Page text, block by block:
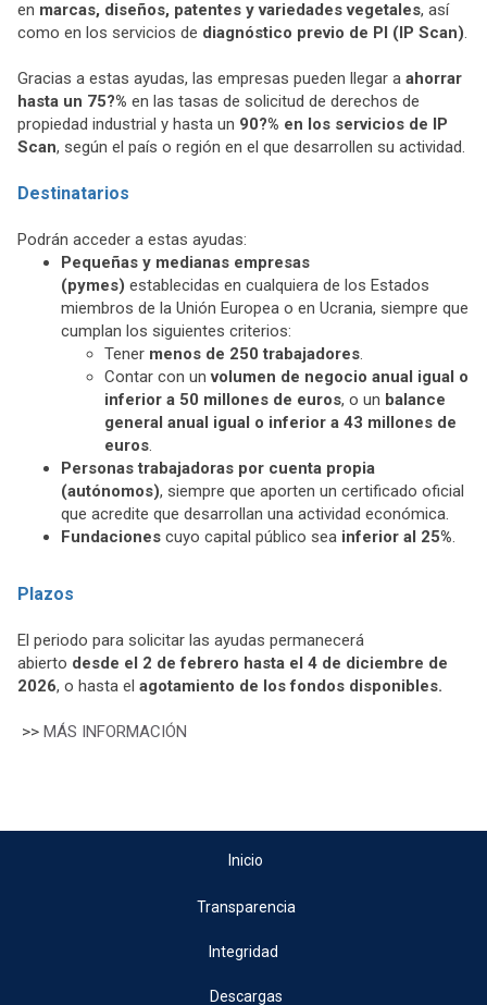
en marcas, diseños, patentes y variedades vegetales, así
como en los servicios de diagnóstico previo de PI (IP Scan).
Gracias a estas ayudas, las empresas pueden llegar a ahorrar
hasta un 75?% en las tasas de solicitud de derechos de
propiedad industrial y hasta un 90?% en los servicios de IP
Scan, según el país o región en el que desarrollen su actividad.
Destinatarios
Podrán acceder a estas ayudas:
Pequeñas y medianas empresas
(pymes) establecidas en cualquiera de los Estados
miembros de la Unión Europea o en Ucrania, siempre que
cumplan los siguientes criterios:
Tener menos de 250 trabajadores.
Contar con unvolumen de negocio anual igual o
inferior a 50 millones de euros, o un balance
general anual igual o inferior a 43 millones de
euros.
Personas trabajadoras por cuenta propia
(autónomos), siempre que aporten un certificado oficial
que acredite que desarrollan una actividad económica.
Fundaciones cuyo capital público sea inferior al 25%.
Plazos
El periodo para solicitar las ayudas permanecerá
abierto desde el 2 de febrero hasta el 4 de diciembre de
2026, o hasta el agotamiento de los fondos disponibles.
>> MÁS INFORMACIÓN
Inicio
Transparencia
Integridad
Descargas